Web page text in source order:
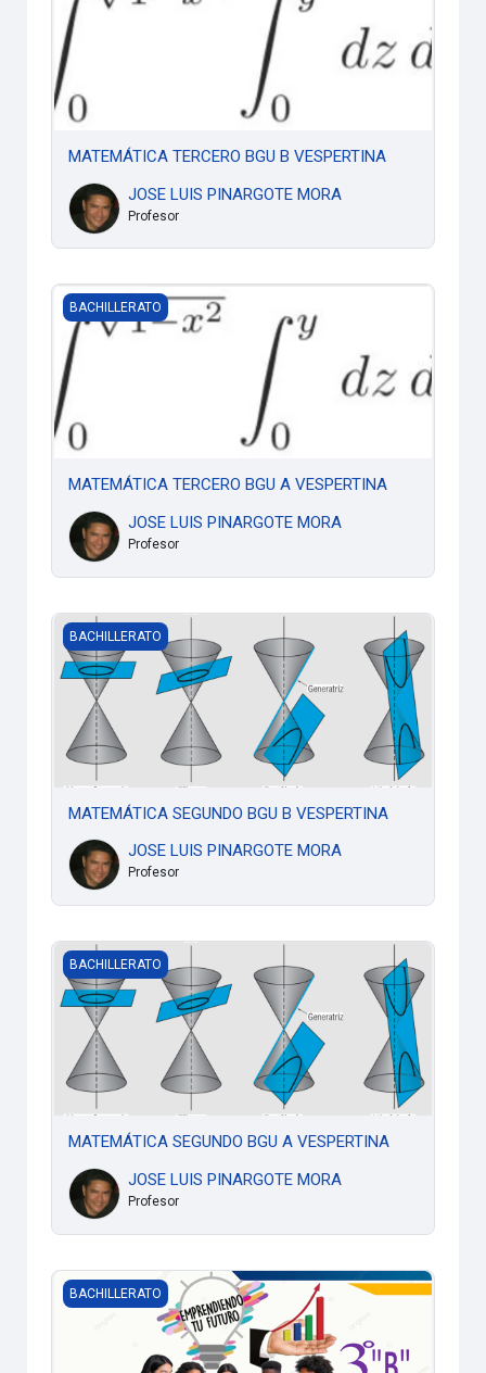
MATEMÁTICA TERCERO BGU B VESPERTINA
JOSE LUIS PINARGOTE MORA
Profesor
MATEMÁTICA TERCERO BGU A VESPERTINA
BACHILLERATO
MATEMÁTICA TERCERO BGU A VESPERTINA
JOSE LUIS PINARGOTE MORA
Profesor
MATEMÁTICA SEGUNDO BGU B VESPERTINA
BACHILLERATO
MATEMÁTICA SEGUNDO BGU B VESPERTINA
JOSE LUIS PINARGOTE MORA
Profesor
MATEMÁTICA SEGUNDO BGU A VESPERTINA
BACHILLERATO
MATEMÁTICA SEGUNDO BGU A VESPERTINA
JOSE LUIS PINARGOTE MORA
Profesor
3RO.TEC. “B” EMPRENDIMIENTO- VESPERTINA
BACHILLERATO